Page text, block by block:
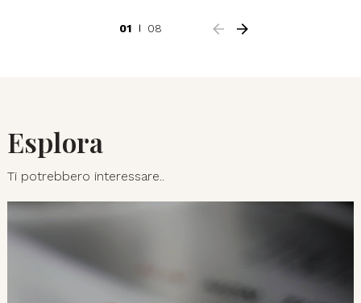
01 08
Esplora
Ti potrebbero interessare..